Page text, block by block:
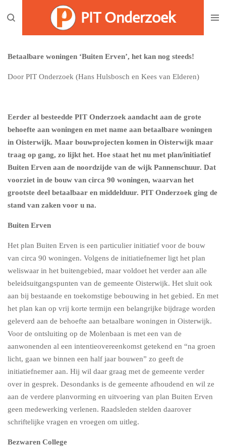
direct
hoofdinhoud
PIT Onderzoek
Betaalbare woningen ‘Buiten Erven’, het kan nog steeds!
Door PIT Onderzoek (Hans Hulsbosch en Kees van Elderen)
Eerder al besteedde PIT Onderzoek aandacht aan de grote
behoefte aan woningen en met name aan betaalbare woningen
in Oisterwijk. Maar bouwprojecten komen in Oisterwijk maar
traag op gang, zo lijkt het. Hoe staat het nu met plan/initiatief
Buiten Erven aan de noordzijde van de wijk Pannenschuur. Dat
voorziet in de bouw van circa 90 woningen, waarvan het
grootste deel betaalbaar en middelduur. PIT Onderzoek ging de
stand van zaken voor u na.
Buiten Erven
Het plan Buiten Erven is een particulier initiatief voor de bouw
van circa 90 woningen. Volgens de initiatiefnemer ligt het plan
weliswaar in het buitengebied, maar voldoet het verder aan alle
beleidsuitgangspunten van de gemeente Oisterwijk. Het sluit ook
aan bij bestaande en toekomstige bebouwing in het gebied. En met
het plan kan op vrij korte termijn een belangrijke bijdrage worden
geleverd aan de behoefte aan betaalbare woningen in Oisterwijk.
Voor de ontsluiting op de Molenbaan is met een van de
aanwonenden al een intentieovereenkomst getekend en “na groen
licht, gaan we binnen een half jaar bouwen” zo geeft de
initiatiefnemer aan. Hij wil daar graag met de gemeente verder
over in gesprek. Desondanks is de gemeente afhoudend en wil ze
aan de verdere planvorming en uitvoering van plan Buiten Erven
geen medewerking verlenen. Raadsleden stelden daarover
schriftelijke vragen en vroegen om uitleg.
Bezwaren College